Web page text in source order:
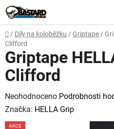
Přejít
na
obsah
Domů
/ Díly na koloběžku / Griptape /
Clifford
Griptape
Clifford
Průměrné
hodnocení
produktu
Neohodnoceno Podrobnosti
Značka: HELLA Grip
AKCE